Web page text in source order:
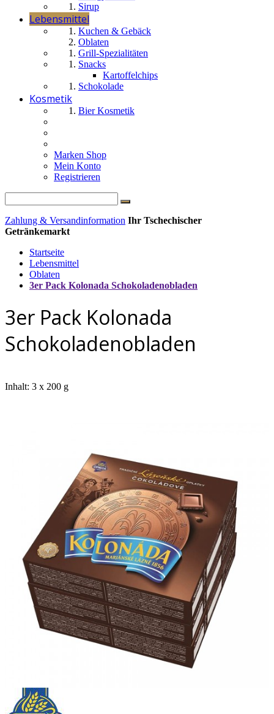
Sirup
Lebensmittel
Kuchen & Gebäck
Oblaten
Grill-Spezialitäten
Snacks
Kartoffelchips
Schokolade
Kosmetik
Bier Kosmetik
Marken Shop
Mein Konto
Registrieren
Zahlung & Versandinformation Ihr Tschechischer
Getränkemarkt
Startseite
Lebensmittel
Oblaten
3er Pack Kolonada Schokoladenobladen
3er Pack Kolonada
Schokoladenobladen
Inhalt: 3 x 200 g